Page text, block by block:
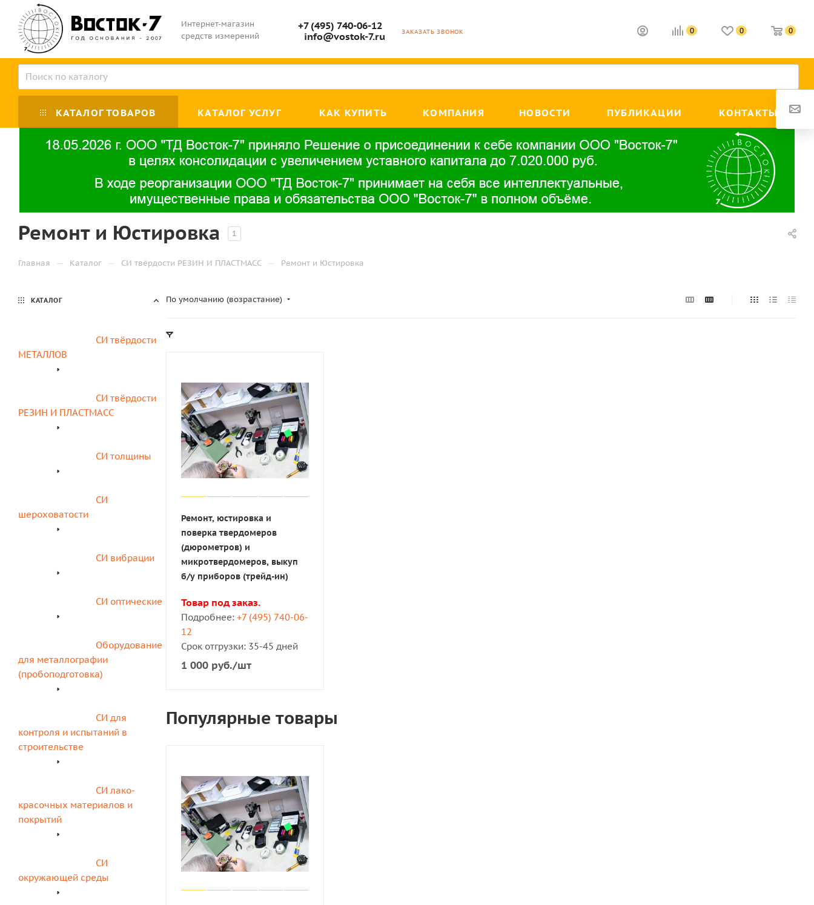
Интернет-магазин
средств измерений
+7 (495) 740-06-12
info@vostok-7.ru
ЗАКАЗАТЬ ЗВОНОК 0 0 0
КАТАЛОГ ТОВАРОВ КАТАЛОГ УСЛУГ КАК КУПИТЬ КОМПАНИЯ НОВОСТИ ПУБЛИКАЦИИ КОНТАКТЫ
Ремонт и Юстировка 1
Главная — Каталог — СИ твёрдости РЕЗИН И ПЛАСТМАСС — Ремонт и Юстировка
По умолчанию (возрастание)
Ремонт, юстировка и
поверка твердомеров
(дюрометров) и
микротвердомеров, выкуп
б/у приборов (трейд-ин)
Товар под заказ.
Подробнее: +7 (495) 740-06-
12
Срок отгрузки: 35-45 дней
1 000 руб./шт
Популярные товары
КАТАЛОГ
СИ твёрдости
МЕТАЛЛОВ
СИ твёрдости
РЕЗИН И ПЛАСТМАСС
СИ толщины
СИ
шероховатости
СИ вибрации
СИ оптические
Оборудование
для металлографии
(пробоподготовка)
СИ для
контроля и испытаний в
строительстве
СИ лако-
красочных материалов и
покрытий
СИ
окружающей среды